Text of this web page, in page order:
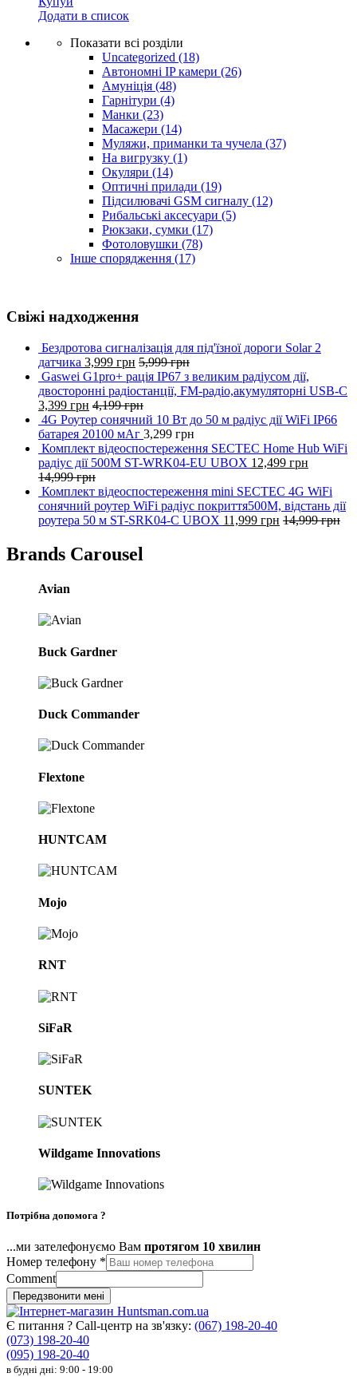
Додати в список
Показати всі розділи
Uncategorized (18)
Автономні IP камери (26)
Амуніція (48)
Гарнітури (4)
Манки (23)
Масажери (14)
Муляжи, приманки та чучела (37)
На вигрузку (1)
Окуляри (14)
Оптичні прилади (19)
Підсилювачі GSM сигналу (12)
Рибальські аксесуари (5)
Рюкзаки, сумки (17)
Фотоловушки (78)
Інше спорядження (17)
Свіжі надходження
Бездротова сигналізація для під'їзної дороги Solar 2
датчика 3,999 грн 5,999грн
Gaswei G1pro+ рація IP67 з великим радіусом дії,
двосторонні радіостанції, FM-радіо,акумуляторні USB-C
3,399 грн 4,199грн
4G Роутер сонячний 10 Вт до 50 м радіус дії WiFi IP66
батарея 20100 мАг 3,299 грн
Комплект відеоспостереження SECTEC Home Hub WiFi
радіус дії 500M ST-WRK04-EU UBOX 12,499 грн
14,999грн
Комплект відеоспостереження mini SECTEC 4G WiFi
сонячний роутер WiFi радіус покриття500M, відстань дії
роутера 50 м ST-SRK04-C UBOX 11,999 грн 14,999грн
Brands Carousel
Avian
Buck Gardner
Duck Commander
Flextone
HUNTCAM
Mojo
RNT
SiFaR
SUNTEK
Wildgame Innovations
Потрібна допомога ?
...ми зателефонуємо Вам протягом 10 хвилин
Номер телефону *
Comment
Передзвонити мені
Є питання ? Call-центр на зв'язку: (067) 198-20-40
(073) 198-20-40
(095) 198-20-40
в будні дні: 9:00 - 19:00